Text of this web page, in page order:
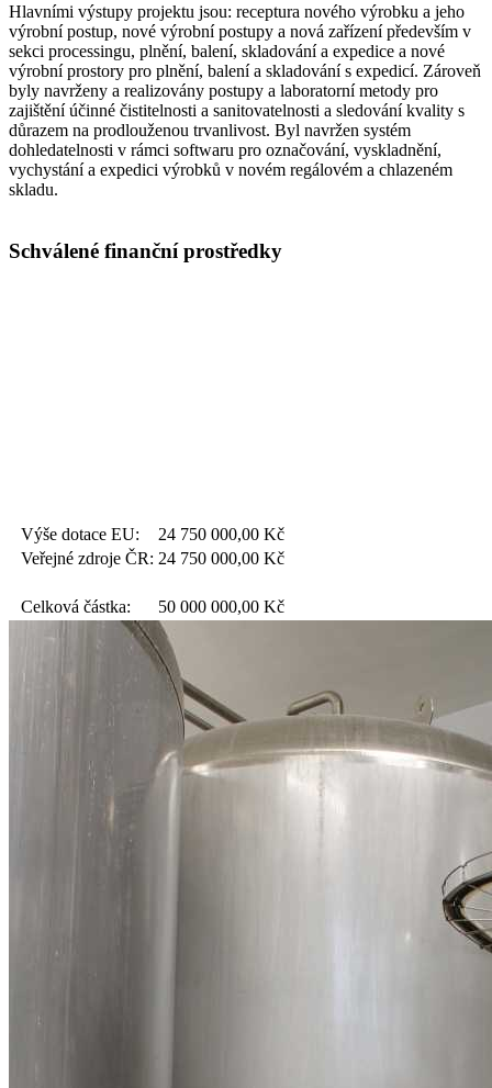
Hlavními výstupy projektu jsou: receptura nového výrobku a jeho
výrobní postup, nové výrobní postupy a nová zařízení především v
sekci processingu, plnění, balení, skladování a expedice a nové
výrobní prostory pro plnění, balení a skladování s expedicí. Zároveň
byly navrženy a realizovány postupy a laboratorní metody pro
zajištění účinné čistitelnosti a sanitovatelnosti a sledování kvality s
důrazem na prodlouženou trvanlivost. Byl navržen systém
dohledatelnosti v rámci softwaru pro označování, vyskladnění,
vychystání a expedici výrobků v novém regálovém a chlazeném
skladu.
Schválené finanční prostředky
Výše dotace EU: 24 750 000,00 Kč
Veřejné zdroje ČR: 24 750 000,00 Kč
Celková částka: 50 000 000,00 Kč